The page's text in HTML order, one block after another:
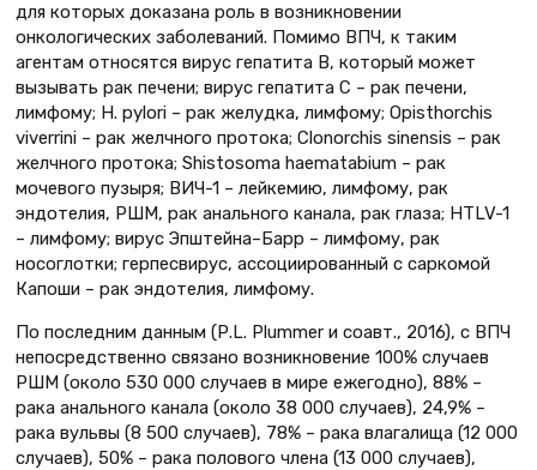
для которых доказана роль в возникновении
онкологических заболеваний. Помимо ВПЧ, к таким
агентам относятся вирус гепатита B, который может
вызывать рак печени; вирус гепатита С – рак печени,
лимфому; H. pylori – рак желудка, лимфому; Opisthorchis
viverrini – рак желчного протока; Clonorchis sinensis – рак
желчного протока; Shistosoma haematabium – рак
мочевого пузыря; ВИЧ-1 – лейкемию, лимфому, рак
эндотелия, РШМ, рак анального канала, рак глаза; HTLV-1
– лимфому; вирус Эпштейна–Барр – лимфому, рак
носоглотки; герпесвирус, ассоциированный с саркомой
Капоши – рак эндотелия, лимфому.
По последним данным (Р.L. Plummer и соавт., 2016), с ВПЧ
непосредственно связано возникновение 100% случаев
РШМ (около 530 000 случаев в мире ежегодно), 88% –
рака анального канала (около 38 000 случаев), 24,9% –
рака вульвы (8 500 случаев), 78% – рака влагалища (12 000
случаев), 50% – рака полового члена (13 000 случаев),